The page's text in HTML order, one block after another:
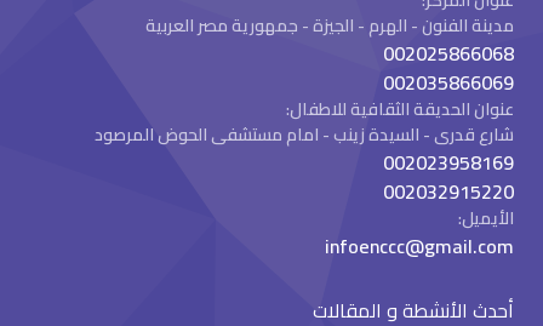
مدينة الفنون - الهرم - الجيزة - جمهورية مصر العربية
002025866068
002035866069
عنوان الحديقة الثقافية للاطفال:
شارع قدرى - السيدة زينب - امام مستشفى الحوض المرصود
002023958169
002032915220
الأيميل:
infoenccc@gmail.com
أحدث الأنشطة و المقالات